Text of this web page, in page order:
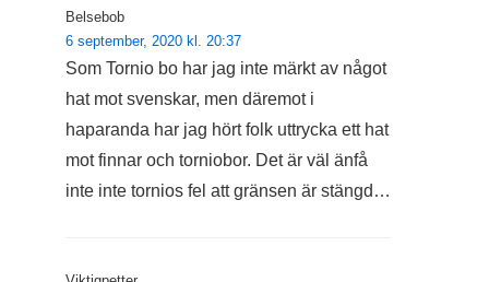
Belsebob
6 september, 2020 kl. 20:37
Som Tornio bo har jag inte märkt av något
hat mot svenskar, men däremot i
haparanda har jag hört folk uttrycka ett hat
mot finnar och torniobor. Det är väl änfå
inte inte tornios fel att gränsen är stängd…